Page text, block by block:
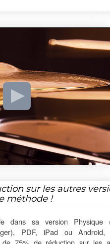
sur les autres
méthode !
dans sa version Physique
PDF, iPad ou Android,